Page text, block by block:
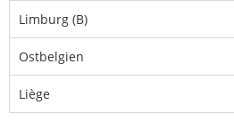
Limburg (B)
Ostbelgien
Liège